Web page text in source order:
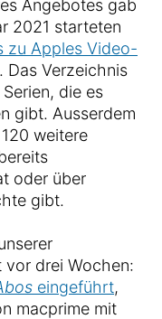
Angebotes gab
2021 starteten
zu Apples Video-
. Das Verzeichnis
die es
gibt. Ausserdem
weitere
oder über
gibt.
drei Wochen:
eingeführt,
macprime mit